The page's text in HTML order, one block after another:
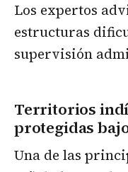
Los expertos
estructuras
supervisión
Territorios
protegidas
Una de las